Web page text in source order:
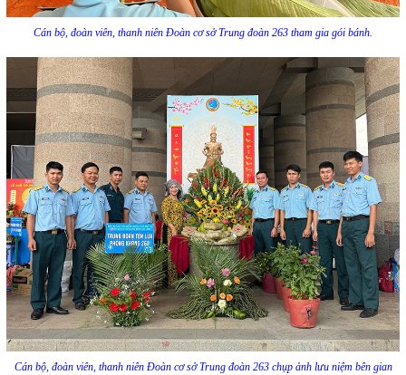
Cán bộ, đoàn viên, thanh niên Đoàn cơ sở Trung đoàn 263 tham gia gói bánh.
Cán bộ, đoàn viên, thanh niên Đoàn cơ sở Trung đoàn 263 chụp ảnh lưu niệm bên gian